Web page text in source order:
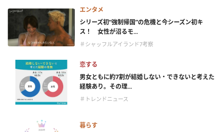
エンタメ
シリーズ初“強制帰国”の危機と今シーズン初キ
ス！ 女性が沼るモ...
＃シャッフルアイランド7考察
恋する
男女ともに約7割が結婚しない・できないと考えた
経験あり。その理...
＃トレンドニュース
暮らす